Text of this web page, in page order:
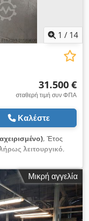
1 / 14
31.500 €
σταθερή τιμή συν ΦΠΑ
Καλέστε
, Έτος
λειτουργικό,
PUR-33-L
με διακοσμητική
hot-melt (θερμή
μεμβράνης,
αντιστατικής κορώνας
Μικρή αγγελία